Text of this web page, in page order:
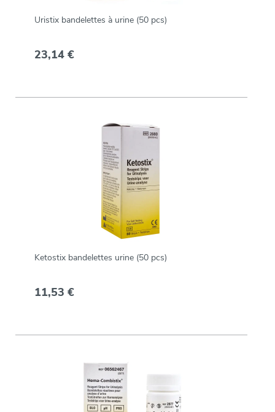
Uristix bandelettes à urine (50 pcs)
23,14 €
Ketostix bandelettes urine (50 pcs)
11,53 €